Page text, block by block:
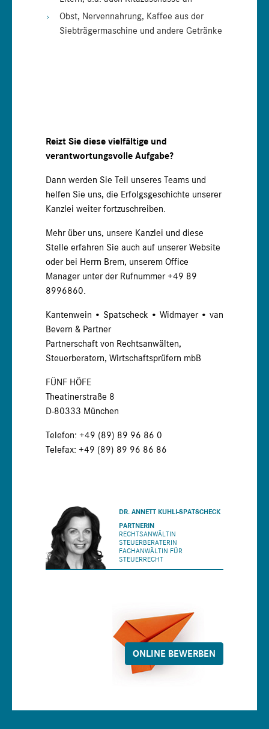
Obst, Nervennahrung, Kaffee aus der
Siebträgermaschine und andere Getränke
Reizt Sie diese vielfältige und
verantwortungsvolle Aufgabe?
Dann werden Sie Teil unseres Teams und
helfen Sie uns, die Erfolgsgeschichte unserer
Kanzlei weiter fortzuschreiben.
Mehr über uns, unsere Kanzlei und diese
Stelle erfahren Sie auch auf unserer Website
oder bei Herrn Brem, unserem Office
Manager unter der Rufnummer +49 89
8996860.
Kantenwein • Spatscheck • Widmayer • van
Bevern & Partner
Partnerschaft von Rechtsanwälten,
Steuerberatern, Wirtschaftsprüfern mbB
FÜNF HÖFE
Theatinerstraße 8
D-80333 München
Telefon: +49 (89) 89 96 86 0
Telefax: +49 (89) 89 96 86 86
DR. ANNETT KUHLI-SPATSCHECK
PARTNERIN
RECHTSANWÄLTIN
STEUERBERATERIN
FACHANWÄLTIN FÜR
STEUERRECHT
ONLINE BEWERBEN